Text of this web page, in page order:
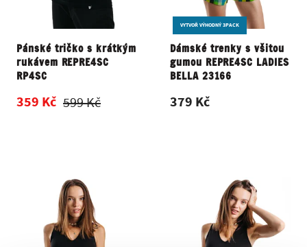
Pánské tričko s krátkým
rukávem REPRE4SC
RP4SC
359 Kč 599 Kč
VYTVOŘ VÝHODNÝ 3PACK
Dámské trenky s všitou
gumou REPRE4SC LADIES
BELLA 23166
379 Kč